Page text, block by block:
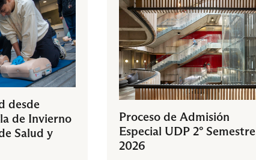
desde
de Invierno
Salud y
Proceso de Admisión
Especial UDP 2° Semestre
2026